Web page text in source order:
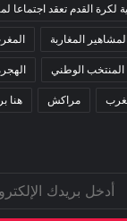
لكرة القدم تعقد اجتماعا
المغاربة
المنتخب الوطني
مراكش هنا